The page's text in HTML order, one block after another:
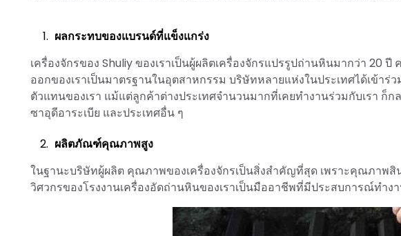
ผลกระทบของแบรนด์ที่แข็งแกร่ง
เครื่องจักรของ Shuliy ของเราเป็นผู้ผลิตเครื่องจักรแปรรูปถ่านหินมากว่า 20
ออกของเราเป็นมาตรฐานในอุตสาหกรรม บริษัทหลายแห่งในประเทศได้เข้าร่
ตัวแทนของเรา แม้แต่ลูกค้าต่างประเทศจำนวนมากที่เคยทำงานร่วมกับเรา ก็ก
ซาอุดีอาระเบีย และประเทศอื่น ๆ
ผลิตภัณฑ์คุณภาพสูง
ในฐานะบริษัทผู้ผลิต คุณภาพของเครื่องจักรเป็นสิ่งสำคัญที่สุด เพราะคุณภาพสิ
วิศวกรของโรงงานเครื่องอัดถ่านหินของเราเป็นมืออาชีพที่มีประสบการณ์ทำง